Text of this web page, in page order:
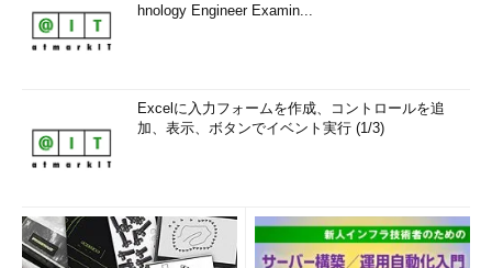
hnology Engineer Examin...
Excelに入力フォームを作成、コントロールを追
加、表示、ボタンでイベント実行 (1/3)